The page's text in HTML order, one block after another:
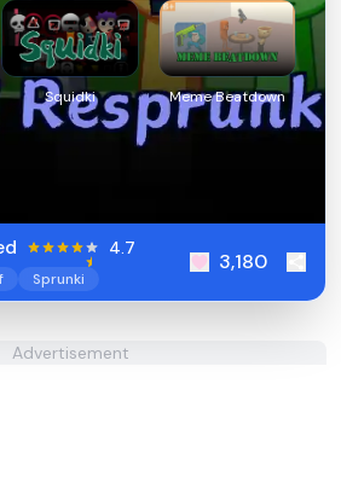
Squidki Meme Beatdown
4.7
Sprunki
3,180
Advertisement